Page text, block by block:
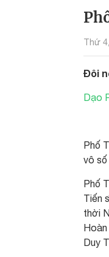
Thứ
Đôi
Dạo
Phố
vô số
Phố
Tiến
thời
Duy